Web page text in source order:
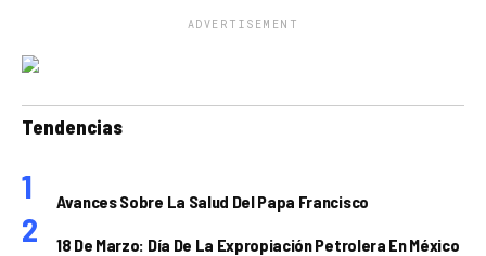
ADVERTISEMENT
Tendencias
Avances Sobre La Salud Del Papa Francisco
18 De Marzo: Día De La Expropiación Petrolera En México